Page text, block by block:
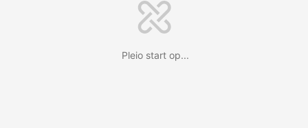
Pleio start op...